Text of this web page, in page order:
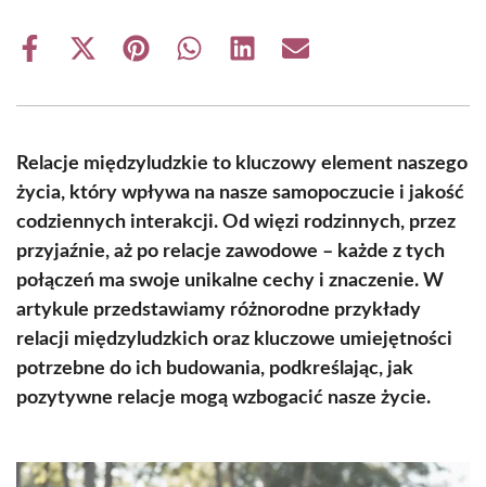
Share
Share
(Twitter)
Share Share Share Share
Relacje międzyludzkie to kluczowy element naszego
życia, który wpływa na nasze samopoczucie i jakość
codziennych interakcji. Od więzi rodzinnych, przez
przyjaźnie, aż po relacje zawodowe – każde z tych
połączeń ma swoje unikalne cechy i znaczenie. W
artykule przedstawiamy różnorodne przykłady
relacji międzyludzkich oraz kluczowe umiejętności
potrzebne do ich budowania, podkreślając, jak
pozytywne relacje mogą wzbogacić nasze życie.